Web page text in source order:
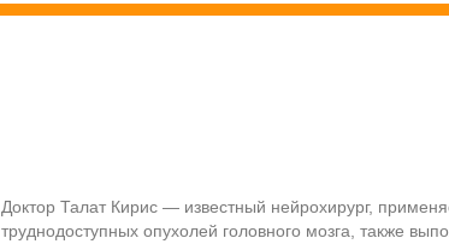
Доктор Талат Кирис — известный нейрохирург,
труднодоступных опухолей головного мозга, также